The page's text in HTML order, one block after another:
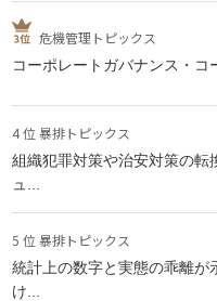
危機管理トピックス
コーポレートガバナンス・コ
4 位 暴排トピックス
組織犯罪対策や治安対策の転
ュ...
5 位 暴排トピックス
統計上の数字と実態の乖離が
け...